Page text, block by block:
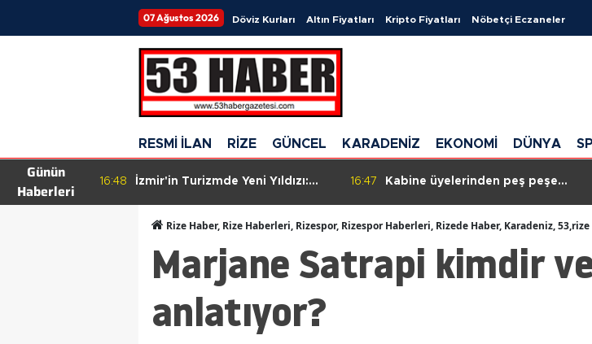
07 Ağustos 2026 Döviz Kurları Altın Fiyatları Kripto Fiyatları Nöbetçi Eczaneler
RESMİ İLAN RİZE GÜNCEL KARADENİZ EKONOMİ DÜNYA
Günün
Haberleri
16:48
İzmir'in Turizmde Yeni Yıldızı:
16:47
Kabine üyelerinden peş peşe
Rize Haber, Rize Haberleri, Rizespor, Rizespor Haberleri, Rizede Haber, Karadeniz,
Marjane Satrapi kimdir
anlatıyor?